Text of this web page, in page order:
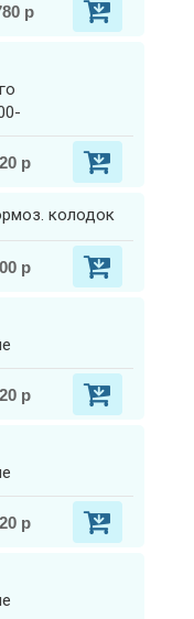
р
р
колодок
р
р
р